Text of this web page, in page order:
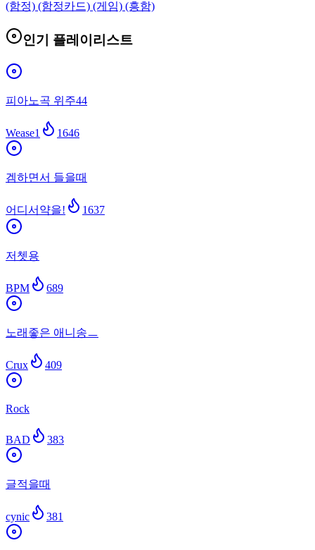
(함정) (함정카드) (게임) (흥함)
인기 플레이리스트
피아노곡 위주44
Wease1 1646
겜하면서 들을때
어디서약을! 1637
저쳇용
BPM 689
노래좋은 애니송ㅡ
Crux 409
Rock
BAD 383
글적을때
cynic 381